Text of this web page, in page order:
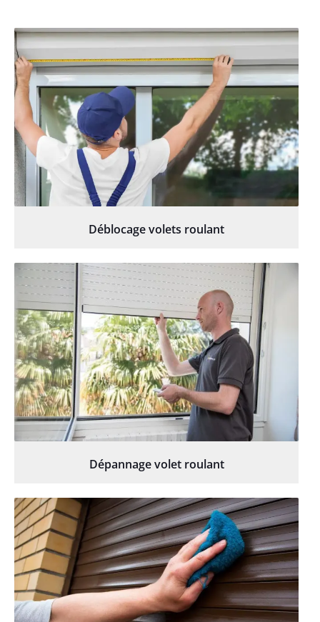
Déblocage volets roulant
Dépannage volet roulant